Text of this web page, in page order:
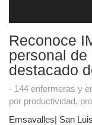
Reconoce
personal
destacado
- 144 enfermeras y
por productividad,
Emsavalles| San